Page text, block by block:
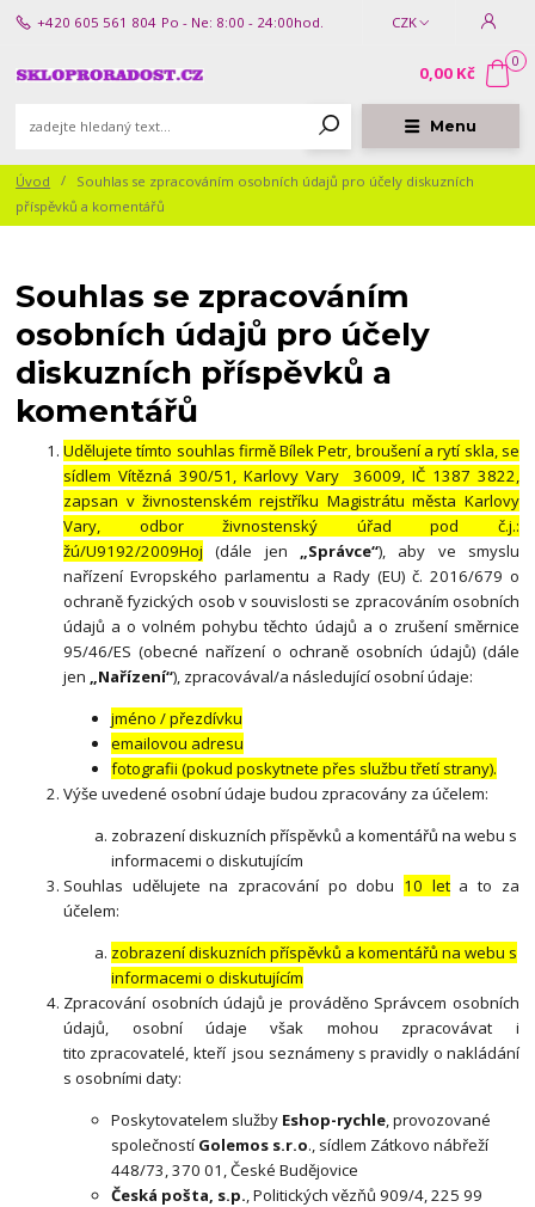
Menu
CZK
+420 605 561 804 Po - Ne: 8:00 - 24:00hod.
0
0,00 Kč
Úvod
Souhlas se zpracováním osobních údajů pro účely diskuzních
příspěvků a komentářů
Souhlas se zpracováním
osobních údajů pro účely
diskuzních příspěvků a
komentářů
Udělujete tímto souhlas firmě Bílek Petr, broušení a rytí skla, se
sídlem Vítězná 390/51, Karlovy Vary 36009, IČ 1387 3822,
zapsan v živnostenském rejstříku Magistrátu města Karlovy
Vary, odbor živnostenský úřad pod č.j.:
žú/U9192/2009Hoj (dále jen „Správce“), aby ve smyslu
nařízení Evropského parlamentu a Rady (EU) č. 2016/679 o
ochraně fyzických osob v souvislosti se zpracováním osobních
údajů a o volném pohybu těchto údajů a o zrušení směrnice
95/46/ES (obecné nařízení o ochraně osobních údajů) (dále
jen
„Nařízení“), zpracovával/a následující osobní údaje:
jméno / přezdívku
emailovou adresu
fotografii (pokud poskytnete přes službu třetí strany).
Výše uvedené osobní údaje budou zpracovány za účelem:
zobrazení diskuzních příspěvků a komentářů na webu s
informacemi o diskutujícím
Souhlas udělujete na zpracování po dobu 10 leta to za
účelem:
zobrazení diskuzních příspěvků a komentářů na webu s
informacemi o diskutujícím
Zpracování osobních údajů je prováděno Správcem osobních
údajů, osobní údaje však mohou zpracovávat i
tito zpracovatelé, kteří jsou seznámeny s pravidly o nakládání
s osobními daty:
Poskytovatelem služby Eshop-rychle , provozované
společností Golemos s.r.o., sídlem Zátkovo nábřeží
448/73, 370 01, České Budějovice
Česká pošta, s.p. , Politických vězňů 909/4, 225 99